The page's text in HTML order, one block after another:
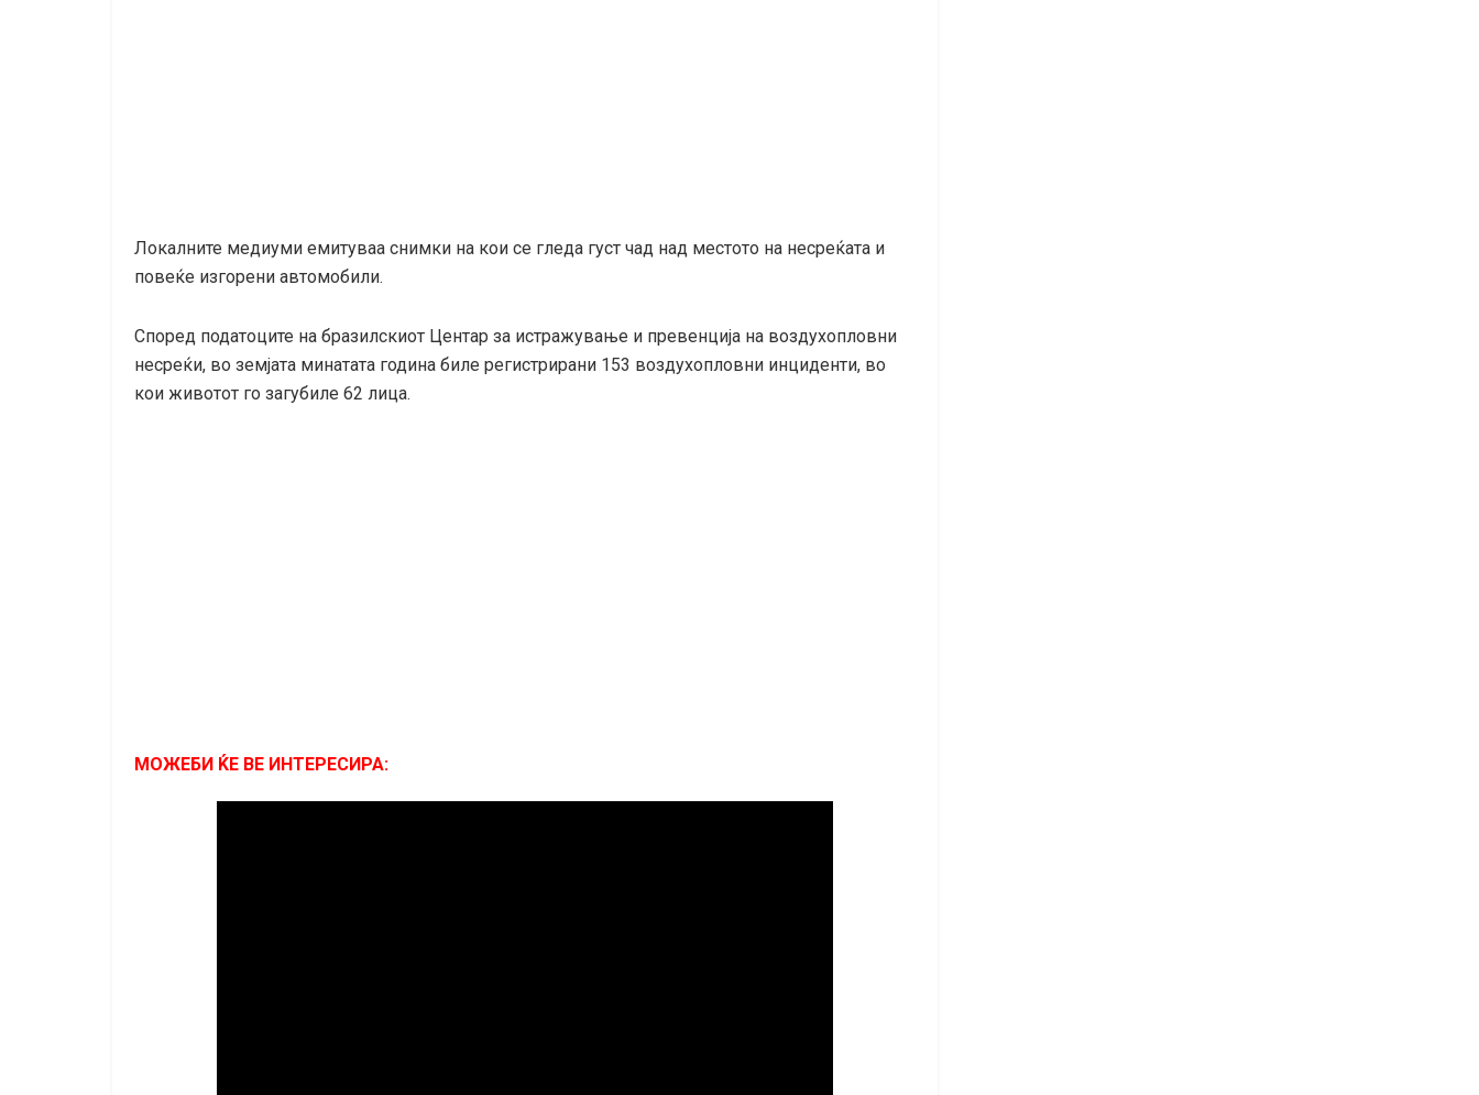
Локалните медиуми емитуваа снимки на кои се гледа густ чад над местото на несреќата и
повеќе изгорени автомобили.
Според податоците на бразилскиот Центар за истражување и превенција на воздухопловни
несреќи, во земјата минатата година биле регистрирани 153 воздухопловни инциденти, во
кои животот го загубиле 62 лица.
МОЖЕБИ ЌЕ ВЕ ИНТЕРЕСИРА: